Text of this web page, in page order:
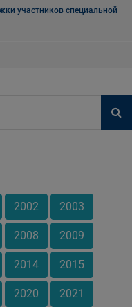
участников специальной
2002 2003
2008 2009
2014 2015
2020 2021